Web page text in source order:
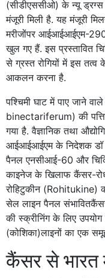
(सीडीएससीओ) के न्यू
मंजूरी मिली है. यह मंजूरी
मरीजोंपर आईआईआईएम-290
खुल गए हैं. इस प्रस्तावित
से ग्रस्त रोगियों में इस तत्व
आकलन करना है.
पश्चिमी घाट में पाए जाने
binectariferum) की
गया है. वैज्ञानिक तथा
आईआईआईएम के निदेशक डॉ
पैनल एनसीआई-60 और
काइनेज के खिलाफ कैंसर-
रोहिटुकीन (Rohitukine)
सेल लाइन पैनल
की स्क्रीनिंग के लिए
(कोशिका)लाइनों का एक
कैंसर से भारत